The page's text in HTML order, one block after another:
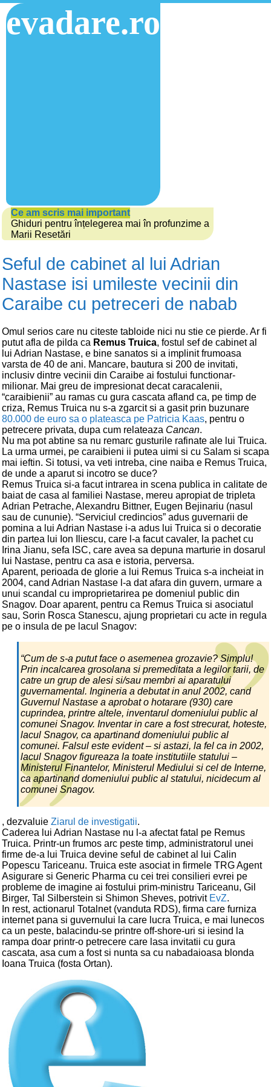
evadare.ro
Ce am scris mai important
Ghiduri pentru înțelegerea mai în profunzime a
Marii Resetări
Seful de cabinet al lui Adrian
Nastase isi umileste vecinii din
Caraibe cu petreceri de nabab
Omul serios care nu citeste tabloide nici nu stie ce pierde. Ar fi
putut afla de pilda ca Remus Truica, fostul sef de cabinet al
lui Adrian Nastase, e bine sanatos si a implinit frumoasa
varsta de 40 de ani. Mancare, bautura si 200 de invitati,
inclusiv dintre vecinii din Caraibe ai fostului functionar-
milionar. Mai greu de impresionat decat caracalenii,
“caraibienii” au ramas cu gura cascata afland ca, pe timp de
criza, Remus Truica nu s-a zgarcit si a gasit prin buzunare
80.000 de euro sa o plateasca pe Patricia Kaas, pentru o
petrecere privata, dupa cum relateaza Cancan.
Nu ma pot abtine sa nu remarc gusturile rafinate ale lui Truica.
La urma urmei, pe caraibieni ii putea uimi si cu Salam si scapa
mai ieftin. Si totusi, va veti intreba, cine naiba e Remus Truica,
de unde a aparut si incotro se duce?
Remus Truica si-a facut intrarea in scena publica in calitate de
baiat de casa al familiei Nastase, mereu apropiat de tripleta
Adrian Petrache, Alexandru Bittner, Eugen Bejinariu (nasul
sau de cununie). “Serviciul credincios” adus guvernarii de
pomina a lui Adrian Nastase i-a adus lui Truica si o decoratie
din partea lui Ion Iliescu, care l-a facut cavaler, la pachet cu
Irina Jianu, sefa ISC, care avea sa depuna marturie in dosarul
lui Nastase, pentru ca asa e istoria, perversa.
Aparent, perioada de glorie a lui Remus Truica s-a incheiat in
2004, cand Adrian Nastase l-a dat afara din guvern, urmare a
unui scandal cu improprietarirea pe domeniul public din
Snagov. Doar aparent, pentru ca Remus Truica si asociatul
sau, Sorin Rosca Stanescu, ajung proprietari cu acte in regula
pe o insula de pe lacul Snagov:
“Cum de s-a putut face o asemenea grozavie? Simplu!
Prin incalcarea grosolana si premeditata a legilor tarii, de
catre un grup de alesi si/sau membri ai aparatului
guvernamental. Ingineria a debutat in anul 2002, cand
Guvernul Nastase a aprobat o hotarare (930) care
cuprindea, printre altele, inventarul domeniului public al
comunei Snagov. Inventar in care a fost strecurat, hoteste,
lacul Snagov, ca apartinand domeniului public al
comunei. Falsul este evident – si astazi, la fel ca in 2002,
lacul Snagov figureaza la toate institutiile statului –
Ministerul Finantelor, Ministerul Mediului si cel de Interne,
ca apartinand domeniului public al statului, nicidecum al
comunei Snagov.
, dezvaluie Ziarul de investigatii.
Caderea lui Adrian Nastase nu l-a afectat fatal pe Remus
Truica. Printr-un frumos arc peste timp, administratorul unei
firme de-a lui Truica devine seful de cabinet al lui Calin
Popescu Tariceanu. Truica este asociat in firmele TRG Agent
Asigurare si Generic Pharma cu cei trei consilieri evrei pe
probleme de imagine ai fostului prim-ministru Tariceanu, Gil
Birger, Tal Silberstein si Shimon Sheves, potrivit EvZ.
In rest, actionarul Totalnet (vanduta RDS), firma care furniza
internet pana si guvernului la care lucra Truica, e mai lunecos
ca un peste, balacindu-se printre off-shore-uri si iesind la
rampa doar printr-o petrecere care lasa invitatii cu gura
cascata, asa cum a fost si nunta sa cu nabadaioasa blonda
Ioana Truica (fosta Ortan).